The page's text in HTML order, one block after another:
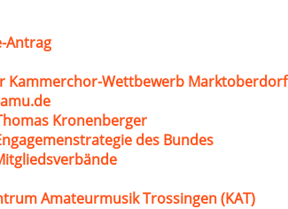
Antrag
Kammerchor-Wettbewerb Marktoberdorf
Kronenberger
des Bundes
Amateurmusik Trossingen (KAT)